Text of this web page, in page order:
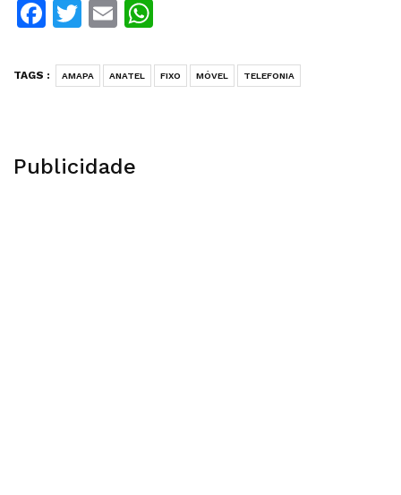
Facebook
Twitter
Email
TAGS : AMAPA ANATEL FIXO MÓVEL TELEFONIA
Publicidade